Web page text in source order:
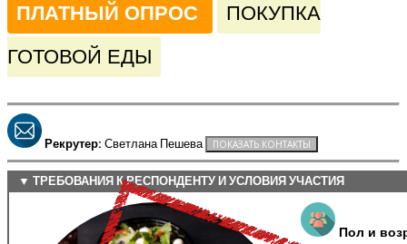
ПЛАТНЫЙ ОПРОС
ПОКУПКА
ГОТОВОЙ ЕДЫ
Рекрутер: Светлана Пешева
▼ ТРЕБОВАНИЯ К РЕСПОНДЕНТУ И УСЛОВИЯ УЧАСТИЯ
Пол и